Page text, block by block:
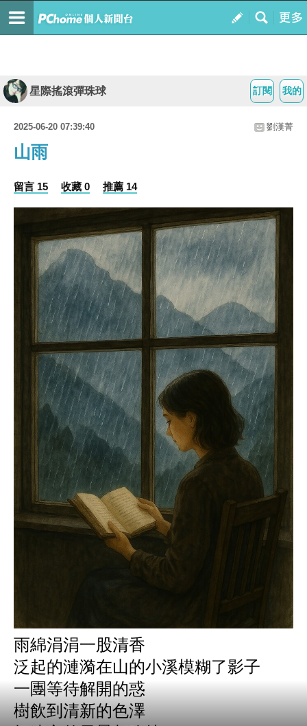
我的
訂閱
星際搖滾彈珠球
2025-06-20 07:39:40 劉漢菁
山雨
留言 15 收藏 0 推薦 14
雨綿涓涓一股清香
泛起的漣漪在山的小溪模糊了影子
一團等待解開的惑
樹飲到清新的色澤